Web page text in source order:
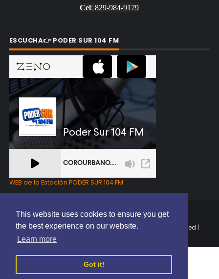
This website uses cookies to ensure you get
the best experience on our website.
Learn more
Got it!
Cel: 829-984-9179
ESCUCHA👉 PODER SUR 104 FM
WEB de la Estación PODER SUR 104 FM
Copyright © 2025 | EL PODER DEL SUR RD | All Rights Reserved |